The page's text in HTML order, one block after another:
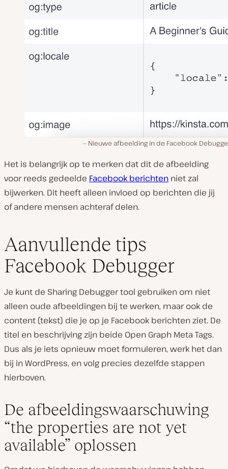
Nieuwe afbeelding in de Facebook
Het is belangrijk op te merken dat dit de afbeelding
voor reeds gedeelde Facebook berichten niet zal
bijwerken. Dit heeft alleen invloed op berichten die jij
of andere mensen achteraf delen.
Aanvullende tips
Facebook Debugger
Je kunt de Sharing Debugger tool gebruiken om niet
alleen oude afbeeldingen bij te werken, maar ook de
content (tekst) die je op je Facebook berichten ziet. De
titel en beschrijving zijn beide Open Graph Meta Tags.
Dus als je iets opnieuw moet formuleren, werk het dan
bij in WordPress, en volg precies dezelfde stappen
hierboven.
De afbeeldingswaarschuwing
“the properties are not yet
available” oplossen